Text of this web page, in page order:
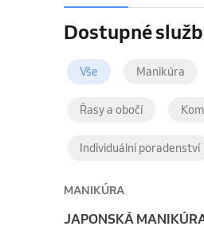
Dostupné
Vše Manikúra
Řasy a obočí
Individuální poradenství
MANIKÚRA
JAPONSKÁ